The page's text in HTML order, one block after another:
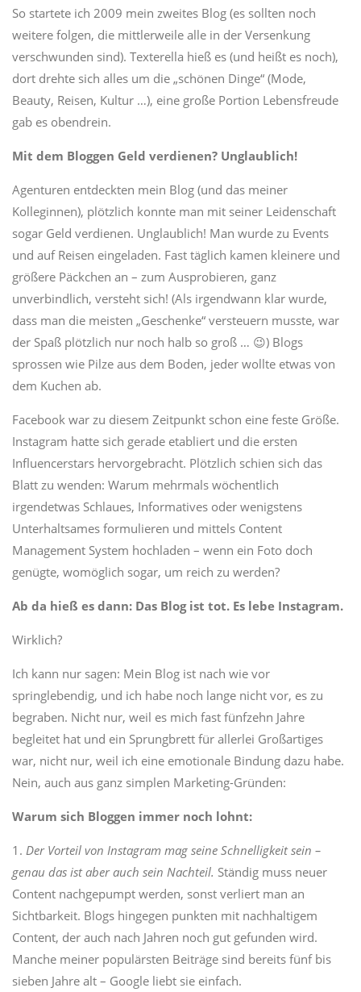
So startete ich 2009 mein zweites Blog (es sollten noch
weitere folgen, die mittlerweile alle in der Versenkung
verschwunden sind). Texterella hieß es (und heißt es noch),
dort drehte sich alles um die „schönen Dinge“ (Mode,
Beauty, Reisen, Kultur …), eine große Portion Lebensfreude
gab es obendrein.
Mit dem Bloggen Geld verdienen? Unglaublich!
Agenturen entdeckten mein Blog (und das meiner
Kolleginnen), plötzlich konnte man mit seiner Leidenschaft
sogar Geld verdienen. Unglaublich! Man wurde zu Events
und auf Reisen eingeladen. Fast täglich kamen kleinere und
größere Päckchen an – zum Ausprobieren, ganz
unverbindlich, versteht sich! (Als irgendwann klar wurde,
dass man die meisten „Geschenke“ versteuern musste, war
der Spaß plötzlich nur noch halb so groß … 😉) Blogs
sprossen wie Pilze aus dem Boden, jeder wollte etwas von
dem Kuchen ab.
Facebook war zu diesem Zeitpunkt schon eine feste Größe.
Instagram hatte sich gerade etabliert und die ersten
Influencerstars hervorgebracht. Plötzlich schien sich das
Blatt zu wenden: Warum mehrmals wöchentlich
irgendetwas Schlaues, Informatives oder wenigstens
Unterhaltsames formulieren und mittels Content
Management System hochladen – wenn ein Foto doch
genügte, womöglich sogar, um reich zu werden?
Ab da hieß es dann: Das Blog ist tot. Es lebe Instagram.
Wirklich?
Ich kann nur sagen: Mein Blog ist nach wie vor
springlebendig, und ich habe noch lange nicht vor, es zu
begraben. Nicht nur, weil es mich fast fünfzehn Jahre
begleitet hat und ein Sprungbrett für allerlei Großartiges
war, nicht nur, weil ich eine emotionale Bindung dazu habe.
Nein, auch aus ganz simplen Marketing-Gründen:
Warum sich Bloggen immer noch lohnt:
1. Der Vorteil von Instagram mag seine Schnelligkeit sein –
genau das ist aber auch sein Nachteil. Ständig muss neuer
Content nachgepumpt werden, sonst verliert man an
Sichtbarkeit. Blogs hingegen punkten mit nachhaltigem
Content, der auch nach Jahren noch gut gefunden wird.
Manche meiner populärsten Beiträge sind bereits fünf bis
sieben Jahre alt – Google liebt sie einfach.